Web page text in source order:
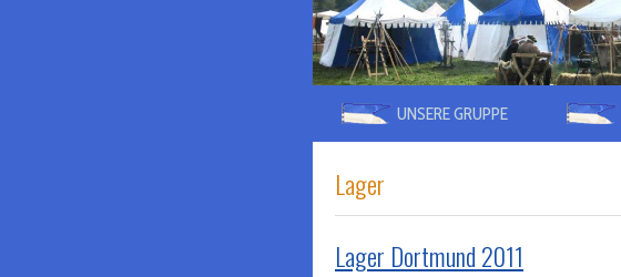
UNSERE GRUPPE
Lager
Lager Dortmund 2011